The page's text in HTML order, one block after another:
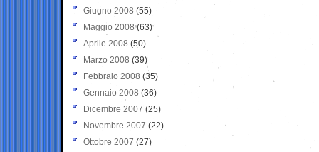
Giugno 2008 (55)
Maggio 2008(63)
Aprile 2008 (50)
Marzo 2008 (39)
Febbraio 2008 (35)
Gennaio 2008 (36)
Dicembre 2007 (25)
Novembre 2007 (22)
Ottobre 2007 (27)